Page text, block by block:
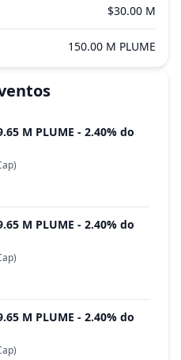
$30.00 M
150.00 M PLUME
M PLUME - 2.40% do
)
M PLUME - 2.40% do
)
M PLUME - 2.40% do
)